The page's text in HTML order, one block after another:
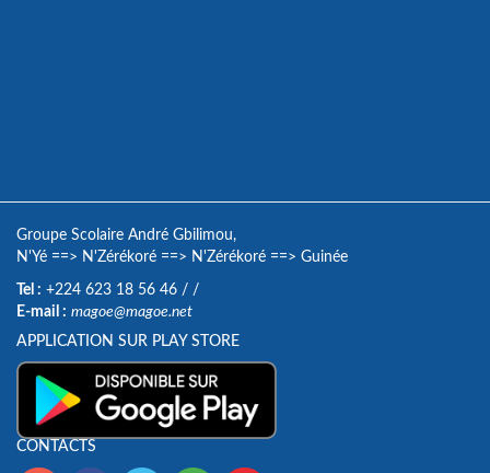
Groupe Scolaire André Gbilimou,
N'Yé ==> N'Zérékoré ==> N'Zérékoré ==> Guinée
Tel : +224 623 18 56 46 / /
E-mail : magoe@magoe.net
APPLICATION SUR PLAY STORE
CONTACTS